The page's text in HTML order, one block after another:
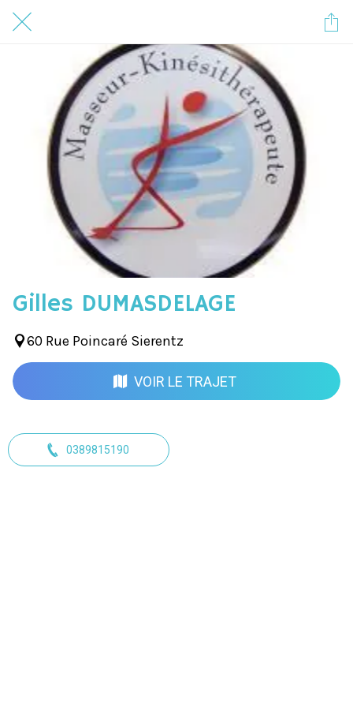
Gilles DUMASDELAGE
60 Rue Poincaré Sierentz
VOIR LE TRAJET
0389815190